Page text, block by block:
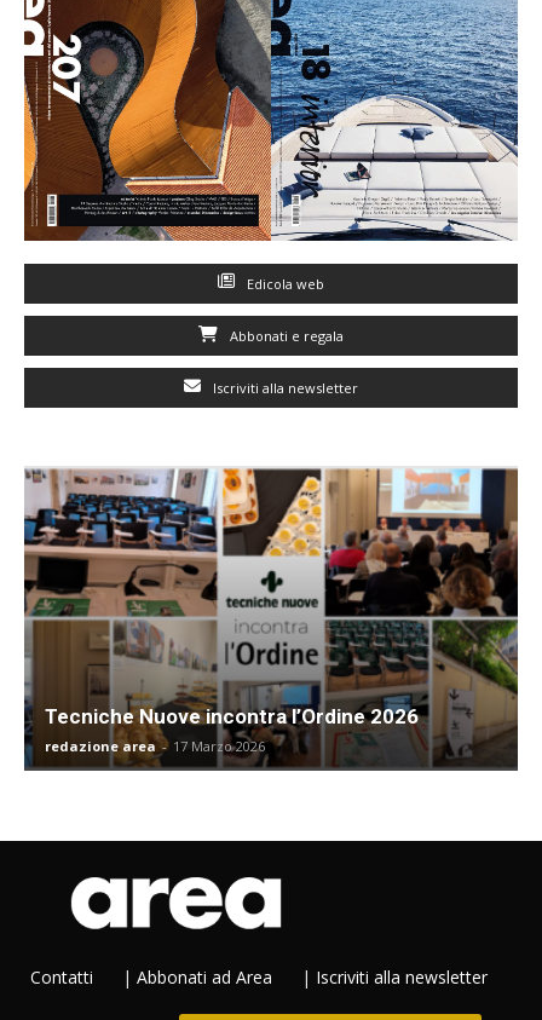
Edicola web
Abbonati e regala
Iscriviti alla newsletter
Tecniche Nuove incontra l’Ordine 2026
redazione area - 17 Marzo 2026
Contatti | Abbonati ad Area | Iscriviti alla newsletter